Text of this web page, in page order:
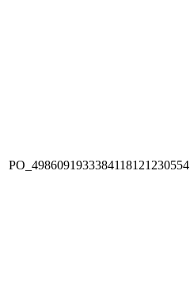
PO_4986091933384118121230554